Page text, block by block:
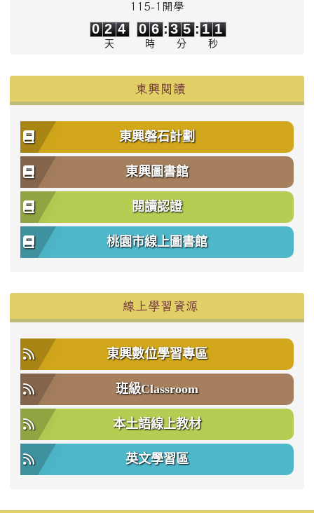
115-1開學
0 2 4
天
0
0
6
6
時
:
3
3
5
5
分
: 1 1
秒
東興閱讀
東興磐石計劃
東興圖書館
閱讀認證
桃園市線上圖書館
線上學習資源
東興數位學習專區
班級Classroom
本土語線上教材
英文學習區